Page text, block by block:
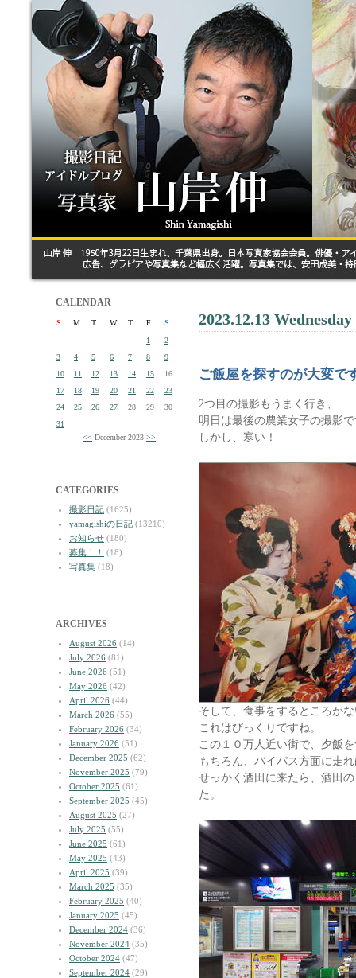
CALENDAR
S M T W T F
S
1
2
3
4 5 6 7 8
9
10
11 12 13 14 15
16
17
18 19 20 21 22
23
24
25 26 27 28 29
30
31
<< December 2023 >>
CATEGORIES
撮影日記 (1625)
yamagishiの日記 (13210)
お知らせ (180)
募集！！
(18)
写真集 (18)
ARCHIVES
August 2026 (14)
July 2026 (81)
June 2026 (51)
May 2026 (42)
April 2026 (44)
March 2026 (55)
February 2026 (34)
January 2026 (51)
December 2025 (62)
November 2025 (79)
October 2025 (61)
September 2025 (45)
August 2025 (27)
July 2025 (55)
June 2025 (61)
May 2025 (43)
April 2025 (39)
March 2025 (35)
February 2025 (40)
January 2025 (45)
December 2024 (36)
November 2024 (35)
October 2024 (47)
September 2024 (29)
2023.12.13 Wednesday
ご飯屋を探すのが大変で
2つ目の撮影もうまく行き、
明日は最後の農業女子の撮影
しかし、寒い！
そして、食事をするところが
これはびっくりですね。
この１０万人近い街で、夕飯
もちろん、バイパス方面に走
せっかく酒田に来たら、酒田
た。